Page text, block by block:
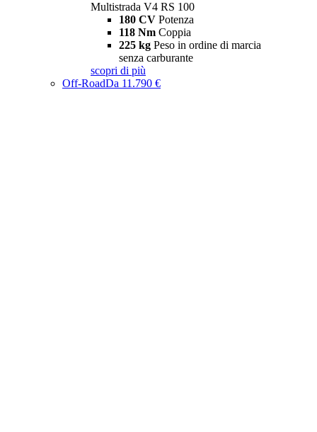
Multistrada V4 RS 100
180 CV Potenza
118 Nm Coppia
225 kg Peso in ordine di marcia
senza carburante
scopri di più
Off-RoadDa 11.790 €